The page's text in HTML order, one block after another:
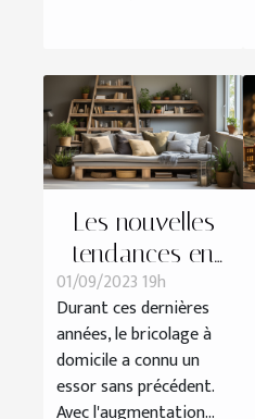
Les nouvelles
tendances en
bricolage à
domicile
01/09/2023 19h
Durant ces dernières
années, le bricolage à
domicile a connu un
essor sans précédent.
Avec l'augmentation...